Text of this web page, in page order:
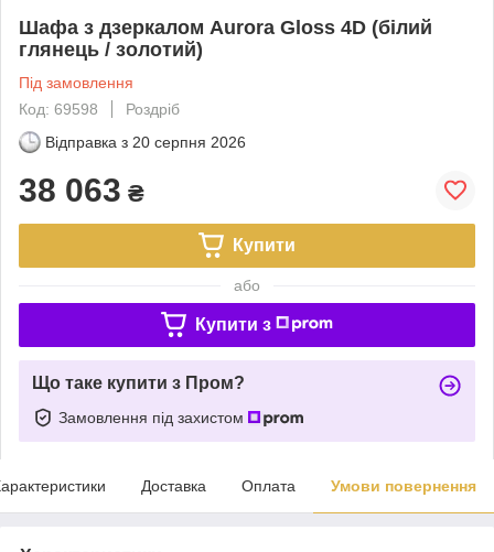
Шафа з дзеркалом Aurora Gloss 4D (білий
глянець / золотий)
Під замовлення
Код: 69598
Роздріб
Відправка з 20 серпня 2026
38 063 ₴
Купити
або
Купити з
Що таке купити з Пром?
Замовлення під захистом
Доставка Оплата Умови повернення